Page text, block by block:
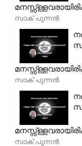
സാക് പുന്നൻ
സാക് പുന്നൻ
സാക് പുന്നൻ